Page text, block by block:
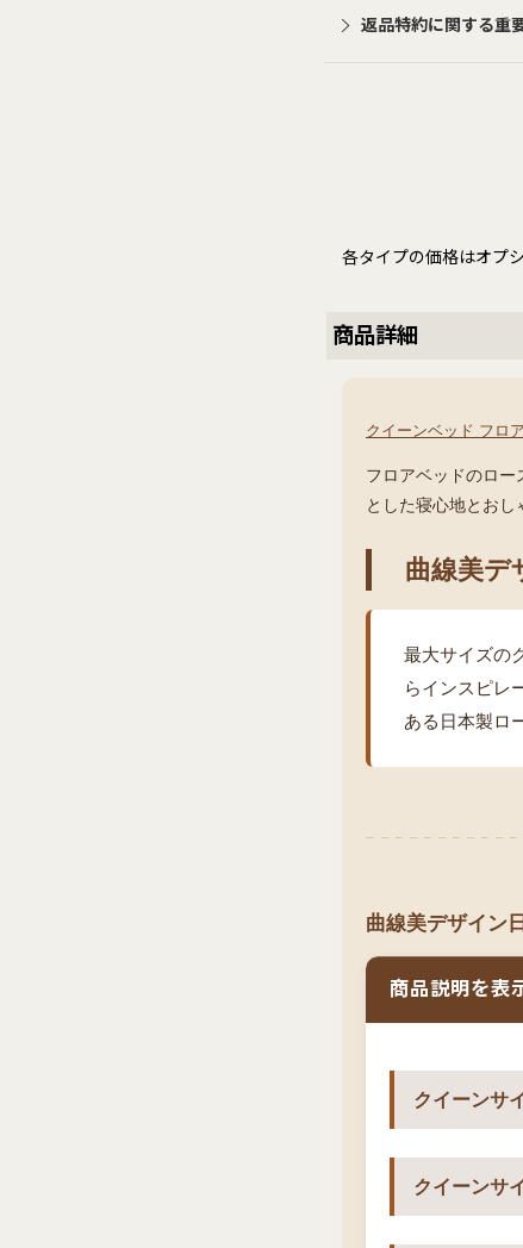
返品特約に関する重
各タイプの価格はオプ
商品詳細
クイーンベッド フロ
フロアベッドのロー
とした寝心地とおし
曲線美デ
最大サイズの
らインスピレ
ある日本製ロ
曲線美デザイン
商品説明を表
クイーンサ
クイーンサ